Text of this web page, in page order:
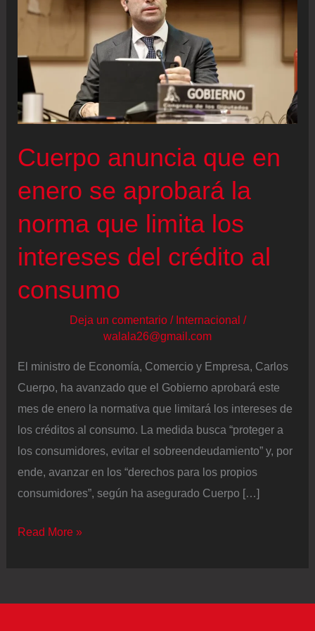
Cuerpo anuncia que en
enero se aprobará la
norma que limita los
intereses del crédito al
consumo
Deja un comentario / Internacional /
walala26@gmail.com
El ministro de Economía, Comercio y Empresa, Carlos
Cuerpo, ha avanzado que el Gobierno aprobará este
mes de enero la normativa que limitará los intereses de
los créditos al consumo. La medida busca “proteger a
los consumidores, evitar el sobreendeudamiento” y, por
ende, avanzar en los “derechos para los propios
consumidores”, según ha asegurado Cuerpo […]
Cuerpo
Read More »